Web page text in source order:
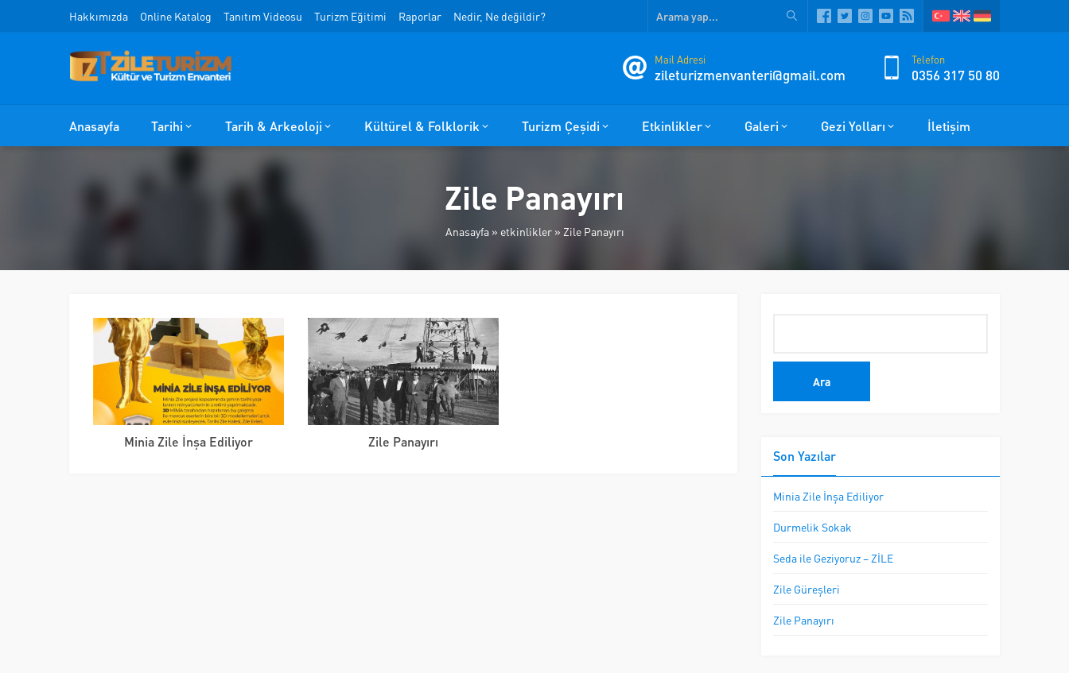
Hakkımızda Online Katalog Tanıtım Videosu Turizm Eğitimi Raporlar Nedir, Ne değildir?
Mail Adresi
zileturizmenvanteri@gmail.com
Telefon
0356 317 50 80
Anasayfa Tarihi Tarih & Arkeoloji Kültürel & Folklorik Turizm Çeşidi Etkinlikler Galeri Gezi Yolları İletişim
Zile Panayırı
Anasayfa» etkinlikler» Zile Panayırı
Minia Zile İnşa Ediliyor Zile Panayırı
Son Yazılar
Minia Zile İnşa Ediliyor
Durmelik Sokak
Seda ile Geziyoruz – ZİLE
Zile Güreşleri
Zile Panayırı